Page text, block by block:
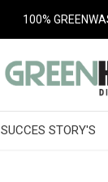
SUCCES STORY'S
SALON